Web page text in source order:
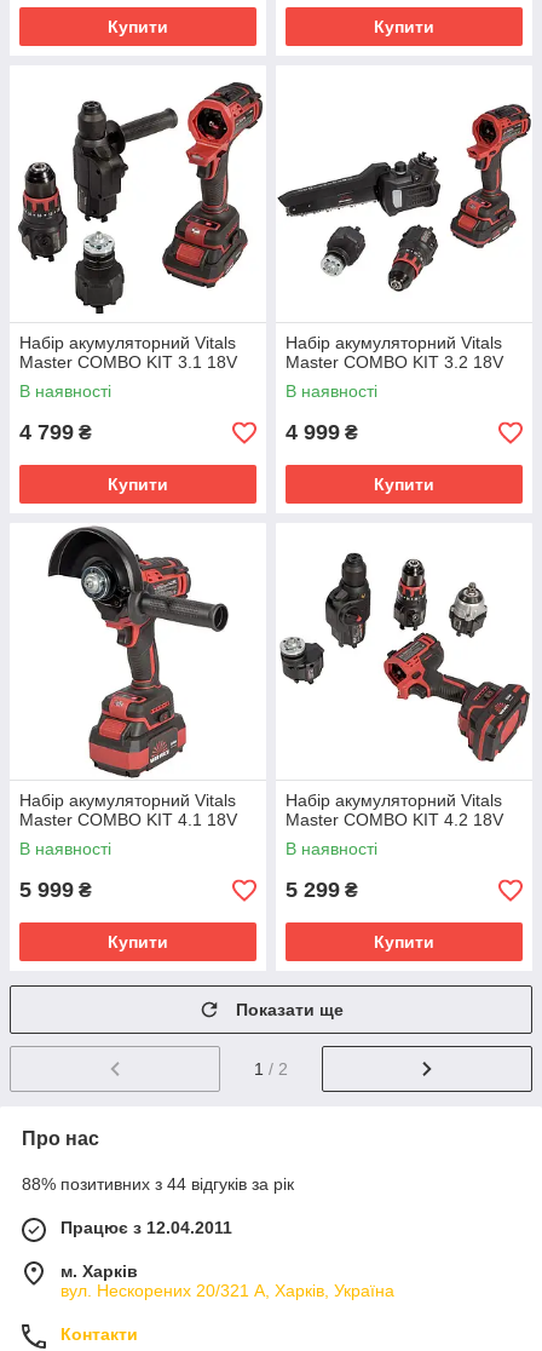
Купити Купити
Набір акумуляторний Vitals
Master COMBO KIT 3.1 18V
В наявності
4 799 ₴
Купити
Набір акумуляторний Vitals
Master COMBO KIT 3.2 18V
В наявності
4 999 ₴
Купити
Набір акумуляторний Vitals
Master COMBO KIT 4.1 18V
В наявності
5 999 ₴
Купити
Набір акумуляторний Vitals
Master COMBO KIT 4.2 18V
В наявності
5 299 ₴
Купити
Показати ще
1 / 2
Про нас
88% позитивних з 44 відгуків за рік
Працює з 12.04.2011
м. Харків
вул. Нескорених 20/321 А, Харків, Україна
Контакти